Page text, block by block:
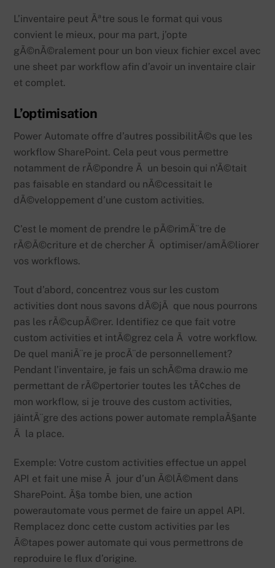
L’inventaire peut Ãªtre sous le format qui vous
convient le mieux, pour ma part, j’opte
gÃ©nÃ©ralement pour un bon vieux fichier excel avec
une sheet par workflow afin d’avoir un inventaire clair
et complet.
L’optimisation
Power Automate offre d’autres possibilitÃ©s que les
workflow SharePoint. Cela peut vous permettre
notamment de rÃ©pondre Ã un besoin qui n’Ã©tait
pas faisable en standard ou nÃ©cessitait le
dÃ©veloppement d’une custom activities.
C’est le moment de prendre le pÃ©rimÃ¨tre de
rÃ©Ã©criture et de chercher Ã optimiser/amÃ©liorer
vos workflows.
Tout d’abord, concentrez vous sur les custom
activities dont nous savons dÃ©jÃ que nous pourrons
pas les rÃ©cupÃ©rer. Identifiez ce que fait votre
custom activities et intÃ©grez cela Ã votre workflow.
De quel maniÃ¨re je procÃ¨de personnellement?
Pendant l’inventaire, je fais un schÃ©ma draw.io me
permettant de rÃ©pertorier toutes les tÃ¢ches de
mon workflow, si je trouve des custom activities,
jâintÃ¨gre des actions power automate remplaÃ§ante
Ã la place.
Exemple: Votre custom activities effectue un appel
API et fait une mise Ã jour d’un Ã©lÃ©ment dans
SharePoint. Ã§a tombe bien, une action
powerautomate vous permet de faire un appel API.
Remplacez donc cette custom activities par les
Ã©tapes power automate qui vous permettrons de
reproduire le flux d’origine.